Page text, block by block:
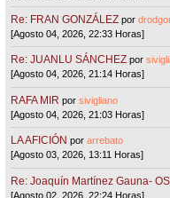
Re: FRAN GONZÁLEZ por
[Agosto 04, 2026, 22:33 Horas]
Re: JUANLU SÁNCHEZ por
[Agosto 04, 2026, 21:14 Horas]
RAFA MIR porsivigliano
[Agosto 04, 2026, 21:03 Horas]
LA AFICIÓN porarrebato
[Agosto 03, 2026, 13:11 Horas]
Re: Joaquín Martínez Gauna-
[Agosto 02, 2026, 22:24 Horas]